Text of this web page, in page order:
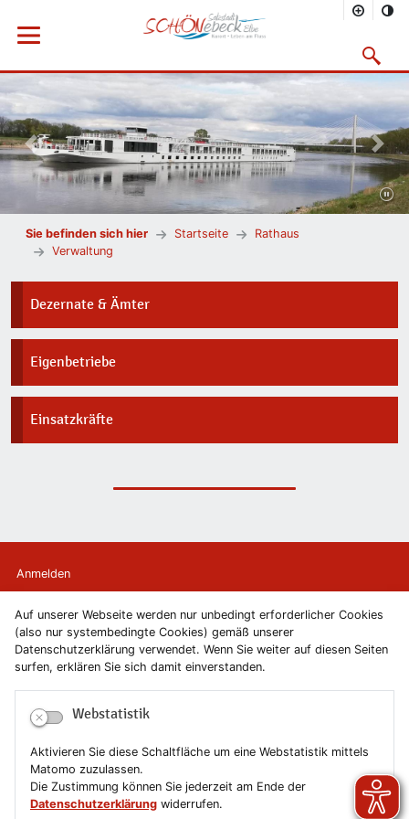
Auf unserer Webseite werden nur unbedingt erforderlicher Cookies
(also nur systembedingte Cookies) gemäß unserer
Datenschutzerklärung verwendet. Wenn Sie weiter auf diesen Seiten
surfen, erklären Sie sich damit einverstanden.
Webstatistik
Aktivieren Sie diese Schaltfläche um eine Webstatistik mittels
Matomo zuzulassen.
Die Zustimmung können Sie jederzeit am Ende der
Datenschutzerklärung widerrufen.
Menü öffnen
Vorheriges Bild
Sie befinden sich hier Startseite
Rathaus
Verwaltung
Dezernate & Ämter
Eigenbetriebe
Einsatzkräfte
Anmelden
Kontakt
Newsletter
Datenschutzerklärung